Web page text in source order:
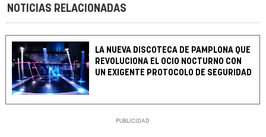
NOTICIAS RELACIONADAS
LA NUEVA DISCOTECA DE PAMPLONA QUE
REVOLUCIONA EL OCIO NOCTURNO CON
UN EXIGENTE PROTOCOLO DE SEGURIDAD